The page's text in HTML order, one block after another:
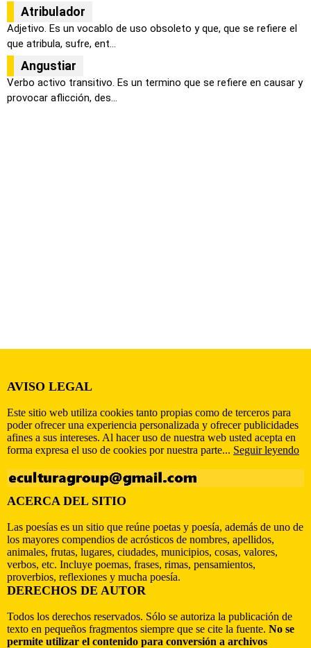
Atribulador
Adjetivo. Es un vocablo de uso obsoleto y que, que se refiere el
que atribula, sufre, ent...
Angustiar
Verbo activo transitivo. Es un termino que se refiere en causar y
provocar aflicción, des...
AVISO LEGAL
Este sitio web utiliza cookies tanto propias como de terceros para
poder ofrecer una experiencia personalizada y ofrecer publicidades
afines a sus intereses. Al hacer uso de nuestra web usted acepta en
forma expresa el uso de cookies por nuestra parte... Seguir leyendo
ACERCA DEL SITIO
Las poesías es un sitio que reúne poetas y poesía, además de uno de
los mayores compendios de acrósticos de nombres, apellidos,
animales, frutas, lugares, ciudades, municipios, cosas, valores,
verbos, etc. Incluye poemas, frases, rimas, pensamientos,
proverbios, reflexiones y mucha poesía.
DERECHOS DE AUTOR
Todos los derechos reservados. Sólo se autoriza la publicación de
texto en pequeños fragmentos siempre que se cite la fuente. No se
permite utilizar el contenido para conversión a archivos